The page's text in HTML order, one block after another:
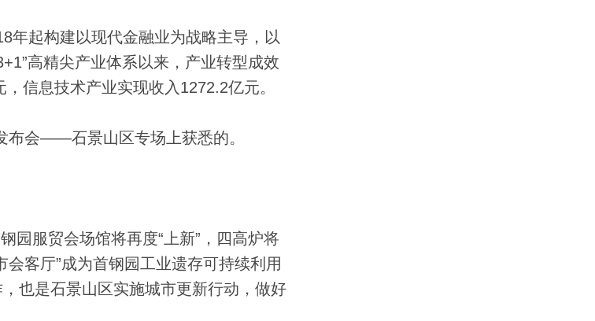
起构建以现代金融业为战略主导，以
高精尖产业体系以来，产业转型成效
信息技术产业实现收入1272.2亿元。
会——石景山区专场上获悉的。
服贸会场馆将再度“上新”，四高炉将
客厅”成为首钢园工业遗存可持续利用
也是石景山区实施城市更新行动，做好